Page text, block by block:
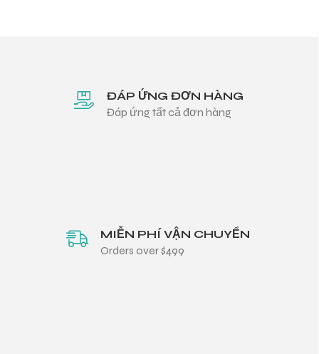
ĐÁP ỨNG ĐƠN HÀNG
Đáp ứng tất cả đơn hàng
MIỄN PHÍ VẬN CHUYỂN
Orders over $499